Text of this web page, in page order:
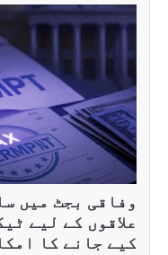
وفاقی بجٹ میں
علاقوں کے لیے
کیے جانے کا